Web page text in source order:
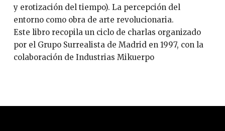
y erotización del tiempo). La percepción del
entorno como obra de arte revolucionaria.
Este libro recopila un ciclo de charlas organizado
por el Grupo Surrealista de Madrid en 1997, con la
colaboración de Industrias Mikuerpo